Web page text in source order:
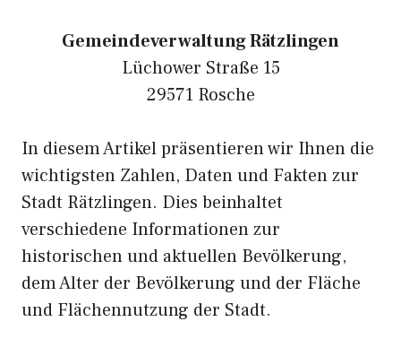
Gemeindeverwaltung Rätzlingen
Lüchower Straße 15
29571 Rosche
In diesem Artikel präsentieren wir Ihnen die
wichtigsten Zahlen, Daten und Fakten zur
Stadt Rätzlingen. Dies beinhaltet
verschiedene Informationen zur
historischen und aktuellen Bevölkerung,
dem Alter der Bevölkerung und der Fläche
und Flächennutzung der Stadt.